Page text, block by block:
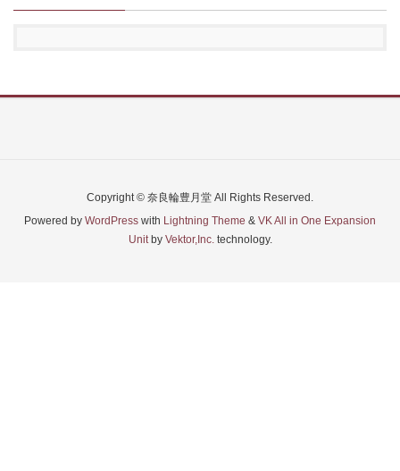
Copyright © 奈良輪豊月堂 All Rights Reserved.
Powered by WordPress with Lightning Theme & VK All in One Expansion
Unitby Vektor,Inc.technology.